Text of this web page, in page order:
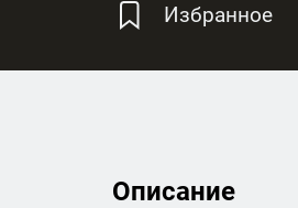
Избранное
Описание